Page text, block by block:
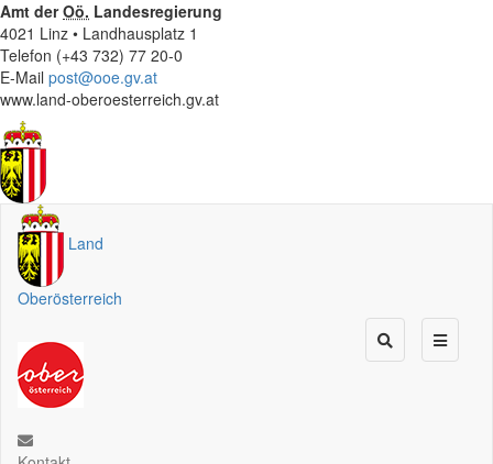
Amt derOö. Landesregierung
4021 Linz • Landhausplatz 1
Telefon (+43 732) 77 20-0
E-Mail post@ooe.gv.at
www.land-oberoesterreich.gv.at
Land
Oberösterreich